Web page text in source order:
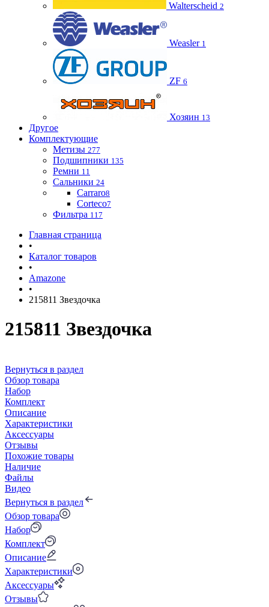
Walterscheid 2
Weasler 1
ZF 6
Хозяин 13
Другое
Комплектующие
Метизы 277
Подшипники 135
Ремни 11
Сальники 24
Carraro8
Corteco7
Фильтра 117
Главная страница
•
Каталог товаров
•
Amazone
•
215811 Звездочка
215811 Звездочка
Вернуться в раздел
Обзор товара
Набор
Комплект
Описание
Характеристики
Аксессуары
Отзывы
Похожие товары
Наличие
Файлы
Видео
Вернуться в раздел
Обзор товара
Набор
Комплект
Описание
Характеристики
Аксессуары
Отзывы